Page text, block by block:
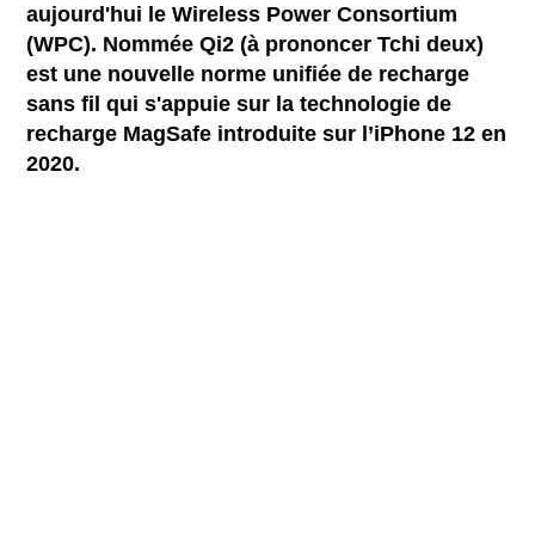
aujourd'hui le Wireless Power Consortium
(WPC). Nommée Qi2 (à prononcer Tchi deux)
est une nouvelle norme unifiée de recharge
sans fil qui s'appuie sur la technologie de
recharge MagSafe introduite sur l’iPhone 12 en
2020.